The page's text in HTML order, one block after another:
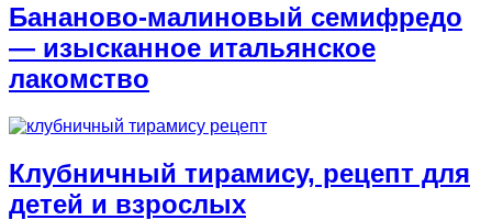
Бананово-малиновый семифредо
— изысканное итальянское
лакомство
Клубничный тирамису, рецепт для
детей и взрослых